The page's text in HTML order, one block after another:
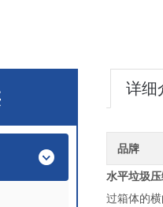
详细
品牌
水平垃圾
过箱